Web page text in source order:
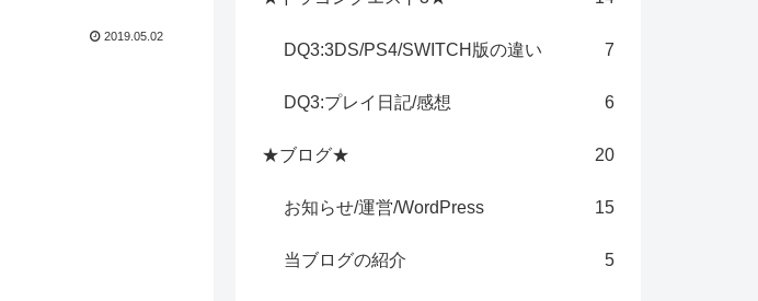
2019.05.02
DQ3:3DS/PS4/SWITCH版の違い 7
DQ3:プレイ日記/感想 6
★ブログ★ 20
お知らせ/運営/WordPress 15
当ブログの紹介 5